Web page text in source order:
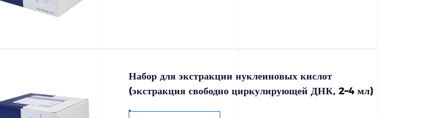
Набор для экстракции нуклеиновых кислот
(экстракция свободно циркулирующей ДНК, 2–4 мл)